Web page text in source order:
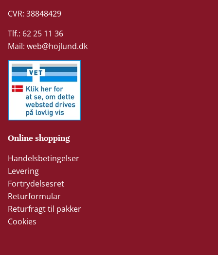
CVR: 38848429
Tlf.: 62 25 11 36
Mail:web@hojlund.dk
Online shopping
Handelsbetingelser
Levering
Fortrydelsesret
Returformular
Returfragt til pakker
Cookies